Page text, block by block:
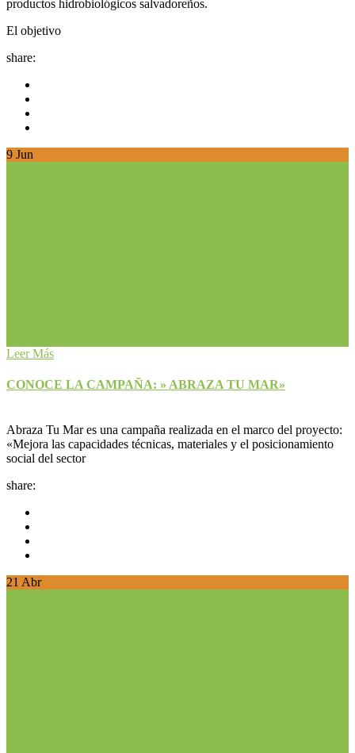
productos hidrobiológicos salvadoreños.
El objetivo
share:
9 Jun
Leer Más
CONOCE LA CAMPAÑA: » ABRAZA TU MAR»
Abraza Tu Mar es una campaña realizada en el marco del proyecto:
«Mejora las capacidades técnicas, materiales y el posicionamiento
social del sector
share:
21 Abr